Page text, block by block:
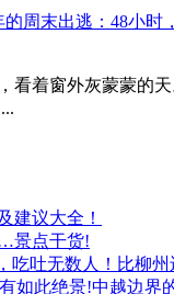
的周末出逃：48小时
看着窗外灰蒙蒙的
建议大全！
景点干货!
吃吐无数人！比柳
如此绝景!中越边界